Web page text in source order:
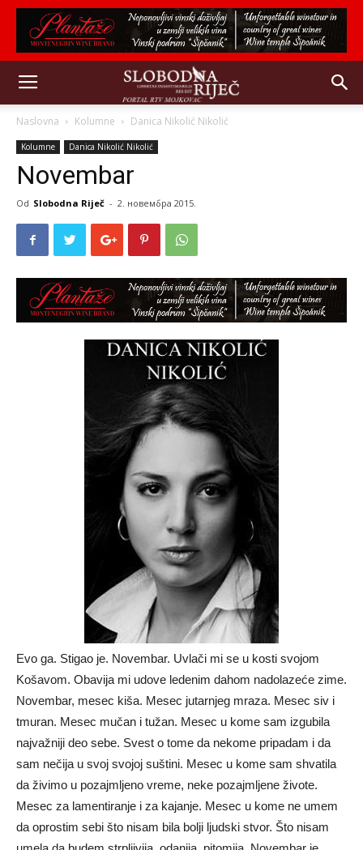
Naslovna Kolumne Danica Nikolić Nikolić
Kolumne Danica Nikolić Nikolić
Novembar
Od Slobodna Riječ - 2. новембра 2015.
Evo ga. Stigao je. Novembar. Uvlači mi se u kosti svojom
Košavom. Obavija mi udove ledenim dahom nadolazeće zime.
Novembar, mesec kiša. Mesec jutarnjeg mraza. Mesec siv i
tmuran. Mesec mučan i tužan. Mesec u kome sam izgubila
najvažniji deo sebe. Svest o tome da nekome pripadam i da
sam nečija u svoj svojoj suštini. Mesec u kome sam shvatila
da živimo u pozajmljeno vreme, neke pozajmljene živote.
Mesec za lamentiranje i za kajanje. Mesec u kome ne umem
da oprostim sebi što nisam bila bolji ljudski stvor. Što nisam